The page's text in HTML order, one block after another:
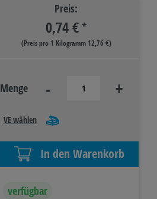
Preis:
0,74 € *
(Preis pro 1 Kilogramm 12,76 €)
Menge - +
VE wählen
In den Warenkorb
verfügbar